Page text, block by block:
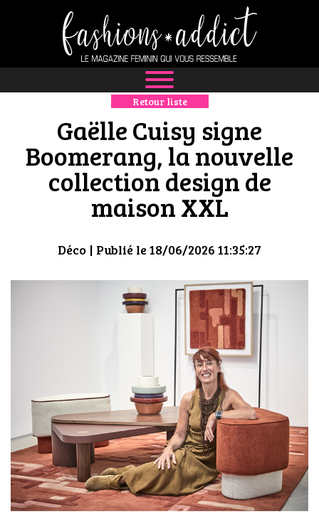
NEWS
MODE
LUXE
DÉFILÉS
BOUTIQUE
CULTURE
HIGH TECH
MAISON
AUTO
LIEUX TENDANCES
BEAUTÉ
MODE DE RUE
Retour liste
Gaëlle Cuisy signe
Boomerang, la nouvelle
collection design de
maison XXL
Déco | Publié le 18/06/2026 11:35:27